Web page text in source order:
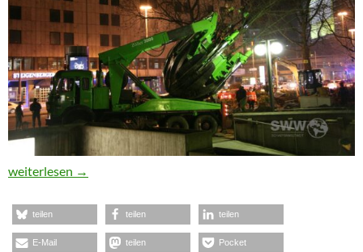
Was machen eigentlich … Die Wegstellbäume von Stuttgart 21?
weiterlesen →
teilen teilen teilen
E-Mail teilen Pocket